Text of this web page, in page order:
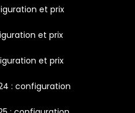
et prix
et prix
et prix
: configuration